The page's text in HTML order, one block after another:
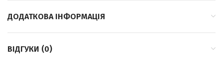
ДОДАТКОВА ІНФОРМАЦІЯ
ВІДГУКИ (0)